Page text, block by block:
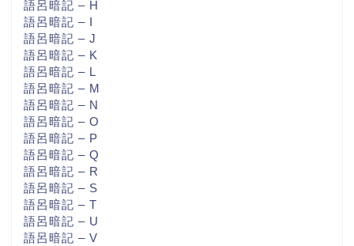
語呂暗記 – H
語呂暗記 – I
語呂暗記 – J
語呂暗記 – K
語呂暗記 – L
語呂暗記 – M
語呂暗記 – N
語呂暗記 – O
語呂暗記 – P
語呂暗記 – Q
語呂暗記 – R
語呂暗記 – S
語呂暗記 – T
語呂暗記 – U
語呂暗記 – V